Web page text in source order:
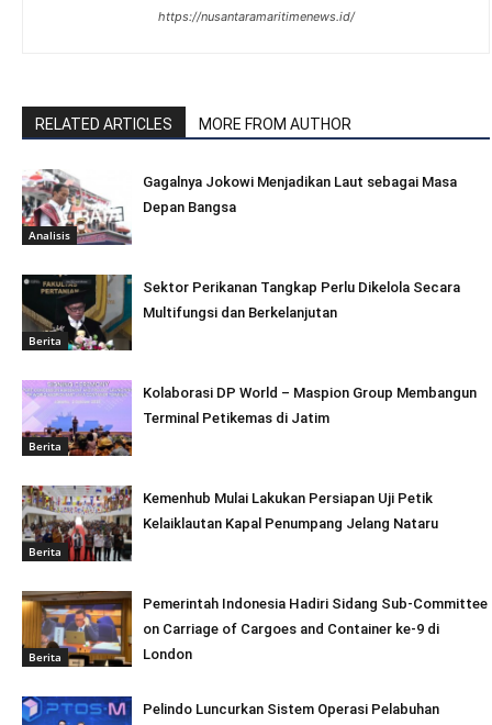
https://nusantaramaritimenews.id/
RELATED ARTICLES MORE FROM AUTHOR
Analisis
Gagalnya Jokowi Menjadikan Laut sebagai Masa
Depan Bangsa
Berita
Sektor Perikanan Tangkap Perlu Dikelola Secara
Multifungsi dan Berkelanjutan
Berita
Kolaborasi DP World – Maspion Group Membangun
Terminal Petikemas di Jatim
Berita
Kemenhub Mulai Lakukan Persiapan Uji Petik
Kelaiklautan Kapal Penumpang Jelang Nataru
Berita
Pemerintah Indonesia Hadiri Sidang Sub-Committee
on Carriage of Cargoes and Container ke-9 di
London
Pelindo Luncurkan Sistem Operasi Pelabuhan